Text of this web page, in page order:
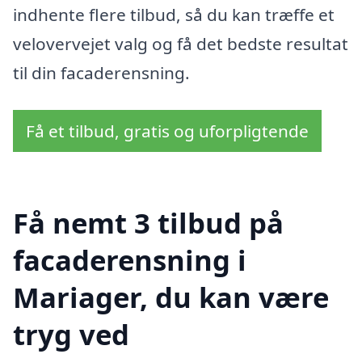
indhente flere tilbud, så du kan træffe et
velovervejet valg og få det bedste resultat
til din facaderensning.
Få et tilbud, gratis og uforpligtende
Få nemt 3 tilbud på
facaderensning i
Mariager, du kan være
tryg ved